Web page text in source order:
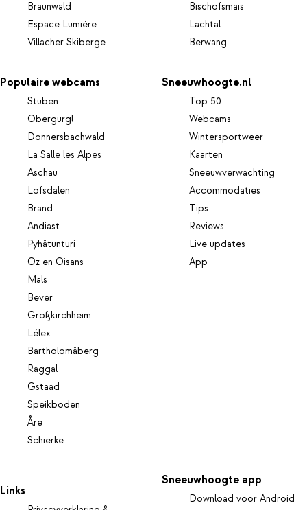
Braunwald
Espace Lumière
Villacher Skiberge
Bischofsmais
Lachtal
Berwang
Populaire webcams
Stuben
Obergurgl
Donnersbachwald
La Salle les Alpes
Aschau
Lofsdalen
Brand
Andiast
Pyhätunturi
Oz en Oisans
Mals
Bever
Großkirchheim
Lélex
Bartholomäberg
Raggal
Gstaad
Speikboden
Åre
Schierke
Sneeuwhoogte.nl
Top 50
Webcams
Wintersportweer
Kaarten
Sneeuwverwachting
Accommodaties
Tips
Reviews
Live updates
App
Links
Sneeuwhoogte app
Download voor Android